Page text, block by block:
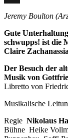
X
Jeremy Boulton
Gute
schwupps! ist die
Claire
Der Besuch der
Musik von
Libretto von
Musikalische
Regie Nikolaus
Bühne Heike